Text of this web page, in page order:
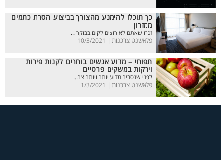
כך תוכלו להימנע מהצורך בביצוע הסרת כתמים
ממזרון
זכרו שאתם לא רוצים לקום בבוקר ...
פלאשנט צרכנות | 10/3/2021
תפוחי – מדוע אנשים בוחרים לקנות פירות
וירקות במשקים פרטיים
לפני שנסביר מדוע יותר ויותר צר...
פלאשנט צרכנות | 1/3/2021